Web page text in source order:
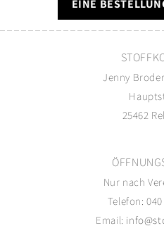
EINE
Jenny
25462
Nur nach
Telefon:
Email: